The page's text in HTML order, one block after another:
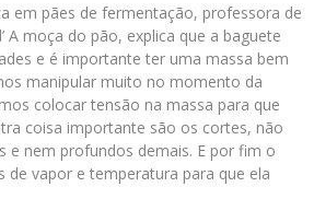
em pães de fermentação, professora de
A moça do pão, explica que a baguete
e é importante ter uma massa bem
manipular muito no momento da
colocar tensão na massa para que
coisa importante são os cortes, não
e nem profundos demais. E por fim o
de vapor e temperatura para que ela